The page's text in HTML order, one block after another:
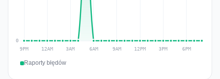
Raporty błędów